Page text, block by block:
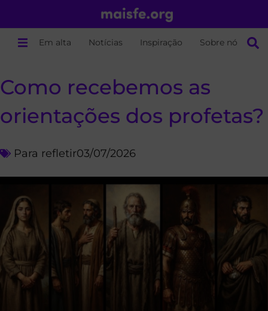
Em alta Notícias Inspiração Sobre nós
Como recebemos as
orientações dos profetas?
Para refletir03/07/2026